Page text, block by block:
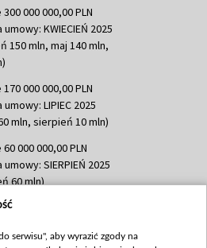
000 000,00 PLN
KWIECIEŃ 2025
150 mln, maj 140 mln,
000 000,00 PLN
LIPIEC 2025
mln, sierpień 10 mln)
000 000,00 PLN
SIERPIEŃ 2025
60 mln)
783 051,21 PLN
100 mln, październik 350
serwisu", aby wyrazić zgody na